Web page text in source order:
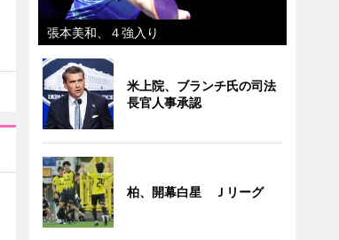
張本美和、４強入り
米上院、ブランチ氏の司法
長官人事承認
柏、開幕白星 Ｊリーグ